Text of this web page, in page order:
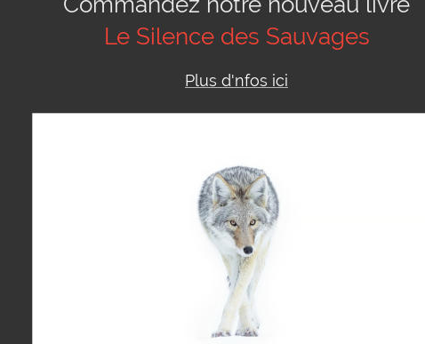
Le Silence des Sauvages
Plus d'nfos ici